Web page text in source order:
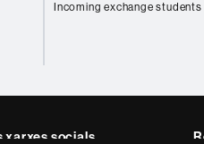
Incoming exchange students
xarxes socials